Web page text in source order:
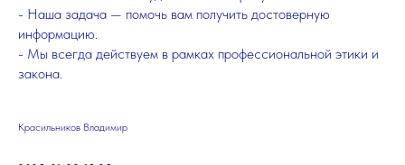
- Наша задача — помочь вам получить достоверную
информацию.
- Мы всегда действуем в рамках профессиональной этики и
закона.
Красильников Владимир